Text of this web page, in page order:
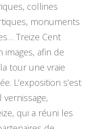
collines
monuments
Treize Cent
images, afin de
tour une vraie
L’exposition s’est
qui a réuni les